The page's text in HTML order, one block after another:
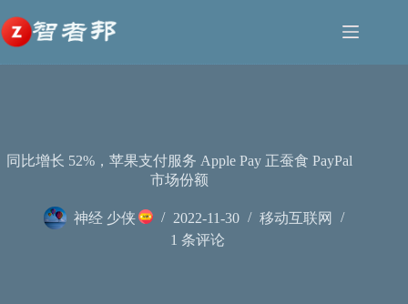
至
内
容
同比增长 52%，苹果支付服务 Apple Pay 正蚕食 PayPal
市场份额
神经 少侠 2022-11-30
移动互联网
1 条评论